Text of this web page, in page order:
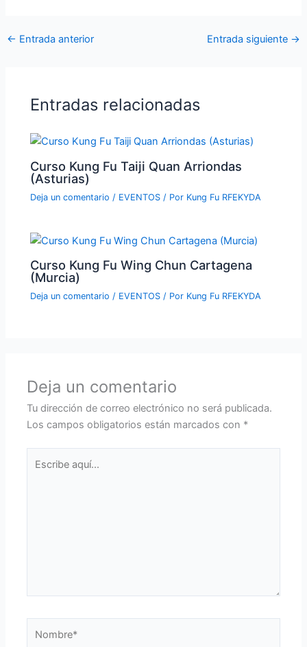
← Entrada anterior Entrada siguiente →
Entradas relacionadas
Curso Kung Fu Taiji Quan Arriondas
(Asturias)
Deja un comentario / EVENTOS / Por Kung Fu RFEKYDA
Curso Kung Fu Wing Chun Cartagena
(Murcia)
Deja un comentario / EVENTOS / Por Kung Fu RFEKYDA
Deja un comentario
Tu dirección de correo electrónico no será publicada.
Los campos obligatorios están marcados con *
aquí...